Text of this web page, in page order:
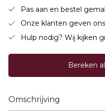
Pas aan en bestel
Onze klanten geven
Hulp nodig? Wij kijken
Bereken
Omschrijving